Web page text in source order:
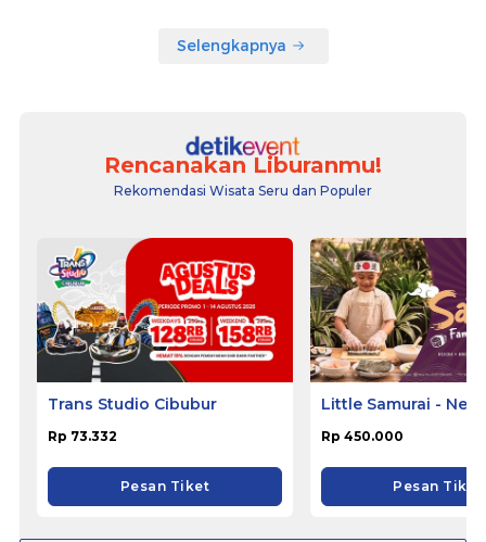
Selengkapnya
Rencanakan Liburanmu!
Rekomendasi Wisata Seru dan Populer
Trans Studio Cibubur
Rp 73.332
Pesan Tiket
Little Samurai -
Rp 450.000
Pesan Tiket